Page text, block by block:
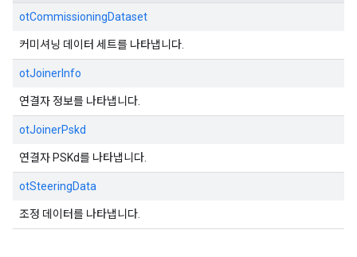
otCommissioningDataset
커미셔닝 데이터 세트를 나타냅니다.
otJoinerInfo
연결자 정보를 나타냅니다.
otJoinerPskd
연결자 PSKd를 나타냅니다.
otSteeringData
조정 데이터를 나타냅니다.